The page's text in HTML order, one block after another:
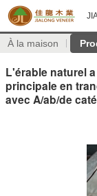
À la maison
L'érable naturel
principale en
avec A/ab/de